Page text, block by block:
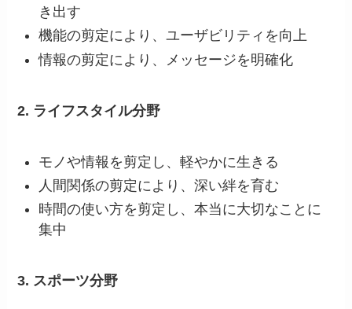
き出す
機能の剪定により、ユーザビリティを向上
情報の剪定により、メッセージを明確化
2. ライフスタイル分野
モノや情報を剪定し、軽やかに生きる
人間関係の剪定により、深い絆を育む
時間の使い方を剪定し、本当に大切なことに
集中
3. スポーツ分野